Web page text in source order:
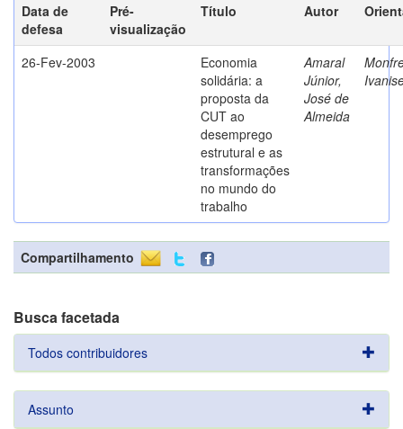
Data de
defesa
Pré-
visualização
Título Autor
26-Fev-2003
Economia
solidária: a
proposta da
CUT ao
desemprego
estrutural e as
transformações
no mundo do
trabalho
Amaral
Júnior,
José de
Almeida
Compartilhamento
Busca facetada
Todos contribuidores
Assunto